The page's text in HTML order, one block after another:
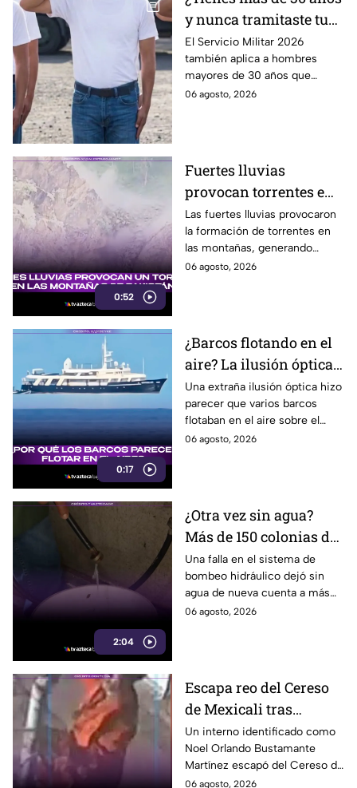
y nunca tramitaste tu
cartilla militar? Te
pueden llamar para
hacer servicio en Baja
California
El Servicio Militar 2026
también aplica a hombres
mayores de 30 años que
nunca tramitaron su cartilla. Te
06 agosto, 2026
0:52
Fuertes lluvias
provocan torrentes e
inundaciones en una
región montañosa
Las fuertes lluvias provocaron
la formación de torrentes en
las montañas, generando
inundaciones y afectaciones
06 agosto, 2026
0:17
¿Barcos flotando en el
aire? La ilusión óptica
que sorprendió a
usuarios en redes
sociales
Una extraña ilusión óptica hizo
parecer que varios barcos
flotaban en el aire sobre el
mar, pero el fenómeno fue
06 agosto, 2026
2:04
¿Otra vez sin agua?
Más de 150 colonias de
Tijuana enfrentan
cortes por falla de
CESPT
Una falla en el sistema de
bombeo hidráulico dejó sin
agua de nueva cuenta a más
de 150 colonias de Tijuana,
06 agosto, 2026
Escapa reo del Cereso
de Mexicali tras
audiencia inicial; fue
localizado horas
después
Un interno identificado como
Noel Orlando Bustamante
Martínez escapó del Cereso de
Mexicali tras una audiencia
06 agosto, 2026